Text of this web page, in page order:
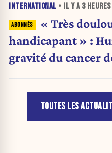
INTERNATIONAL • IL Y A 3 HEURES
« Très
handicapant » :
gravité du cancer
TOUTES LES